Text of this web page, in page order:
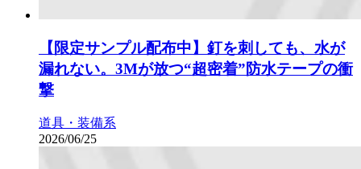
【限定サンプル配布中】釘を刺しても、水が
漏れない。3Mが放つ“超密着”防水テープの衝
撃
道具・装備系
2026/06/25